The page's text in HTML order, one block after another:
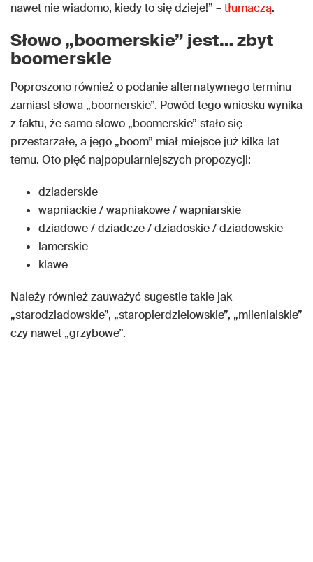
nawet nie wiadomo, kiedy to się dzieje!” –tłumaczą.
Słowo „boomerskie” jest… zbyt
boomerskie
Poproszono również o podanie alternatywnego terminu
zamiast słowa „boomerskie”. Powód tego wniosku wynika
z faktu, że samo słowo „boomerskie” stało się
przestarzałe, a jego „boom” miał miejsce już kilka lat
temu. Oto pięć najpopularniejszych propozycji:
dziaderskie
wapniackie / wapniakowe / wapniarskie
dziadowe / dziadcze / dziadoskie / dziadowskie
lamerskie
klawe
Należy również zauważyć sugestie takie jak
„starodziadowskie”, „staropierdzielowskie”, „milenialskie”
czy nawet „grzybowe”.